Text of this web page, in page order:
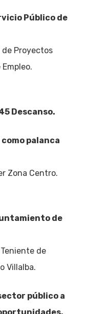
Público de
de Proyectos
Descanso.
palanca
Zona Centro.
de
de
Villalba.
público a